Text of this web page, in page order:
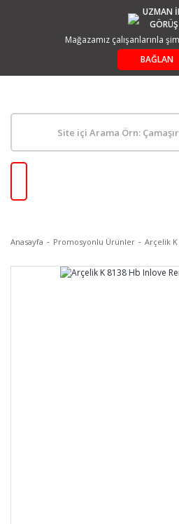
UZMAN
GÖRÜŞ
Mağazamız çalışanlarınla
BAĞLAN
Anasayfa Promosyonlu Ürünler Arçelik